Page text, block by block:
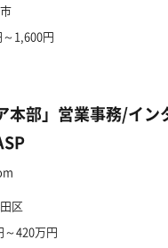
1,600円
本部」営業事務/イ
区
～420万円